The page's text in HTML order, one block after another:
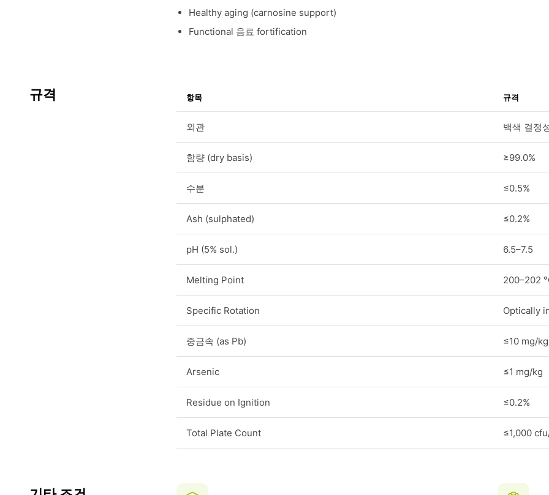
Healthy aging (carnosine support)
Functional 음료 fortification
규격 항목 규격
외관 백색 결정
함량 (dry basis) ≥99.0%
수분 ≤0.5%
Ash (sulphated) ≤0.2%
pH (5% sol.) 6.5–7.5
Melting Point 200–202
Specific Rotation Optically
중금속 (as Pb) ≤10 mg/kg
Arsenic ≤1 mg/kg
Residue on Ignition ≤0.2%
Total Plate Count ≤1,000